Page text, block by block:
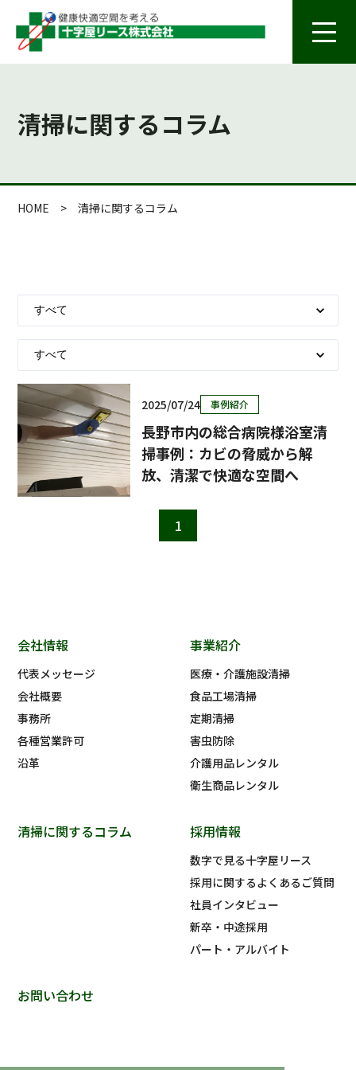
清掃に関するコラム
HOME > 清掃に関するコラム
2025/07/24 事例紹介
長野市内の総合病院様浴室清
掃事例：カビの脅威から解
放、清潔で快適な空間へ
1
会社情報
代表メッセージ
会社概要
事務所
各種営業許可
沿革
事業紹介
医療・介護施設清掃
食品工場清掃
定期清掃
害虫防除
介護用品レンタル
衛生商品レンタル
清掃に関するコラム 採用情報
数字で見る十字屋リース
採用に関するよくあるご質問
社員インタビュー
新卒・中途採用
パート・アルバイト
お問い合わせ